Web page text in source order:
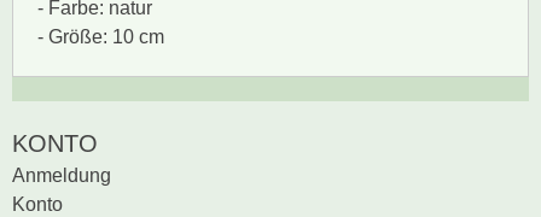
- Farbe: natur
- Größe: 10 cm
Produktrezensionen.
Sei der erste, der
Bewertung schreiben
KONTO
Anmeldung
Konto